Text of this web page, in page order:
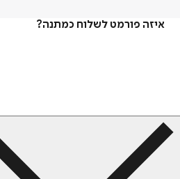
איזה פורמט לשלוח כמתנה?